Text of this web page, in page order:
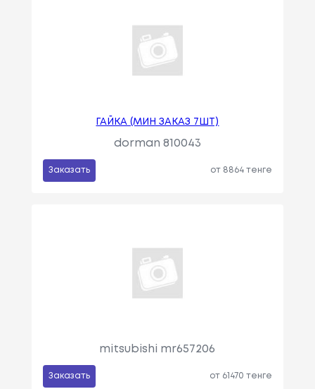
ГАЙКА (МИН ЗАКАЗ 7ШТ)
dorman 810043
Заказать от 8864 тенге
mitsubishi mr657206
Заказать от 61470 тенге